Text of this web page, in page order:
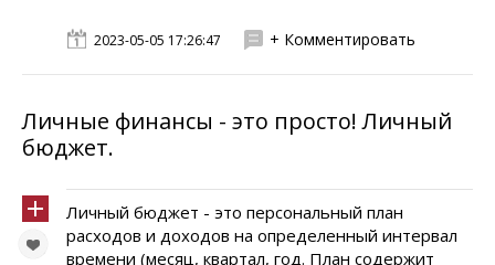
2023-05-05 17:26:47 + Комментировать
Личные финансы - это просто! Личный
бюджет.
Личный бюджет - это персональный план
расходов и доходов на определенный интервал
времени (месяц, квартал, год. План содержит